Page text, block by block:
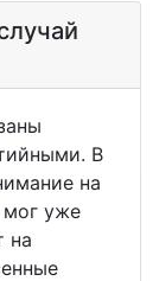
В
на
уже
на